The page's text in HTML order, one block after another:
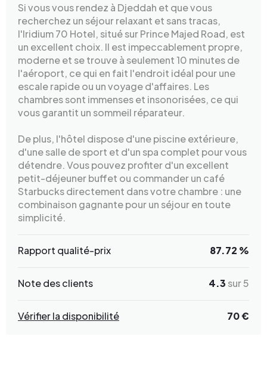
Si vous vous rendez à Djeddah et que vous
recherchez un séjour relaxant et sans tracas,
l'Iridium 70 Hotel, situé sur Prince Majed Road, est
un excellent choix. Il est impeccablement propre,
moderne et se trouve à seulement 10 minutes de
l'aéroport, ce qui en fait l'endroit idéal pour une
escale rapide ou un voyage d'affaires. Les
chambres sont immenses et insonorisées, ce qui
vous garantit un sommeil réparateur.
De plus, l'hôtel dispose d'une piscine extérieure,
d'une salle de sport et d'un spa complet pour vous
détendre. Vous pouvez profiter d'un excellent
petit-déjeuner buffet ou commander un café
Starbucks directement dans votre chambre : une
combinaison gagnante pour un séjour en toute
simplicité.
Rapport qualité-prix 87.72 %
Note des clients 4.3 sur 5
Vérifier la disponibilité 70 €